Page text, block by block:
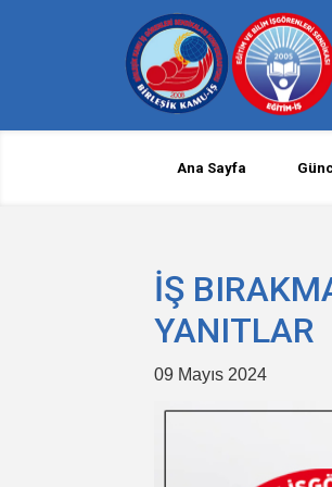
Ana Sayfa
İŞ
YANITLAR
09 Mayıs 2024